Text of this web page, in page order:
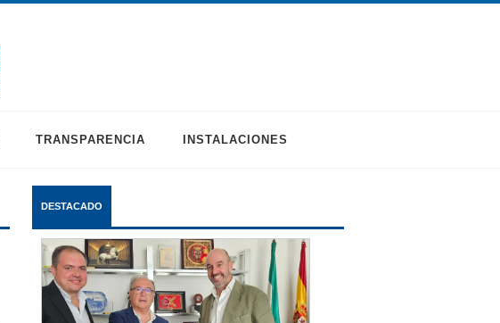
TRANSPARENCIA INSTALACIONES
DESTACADO